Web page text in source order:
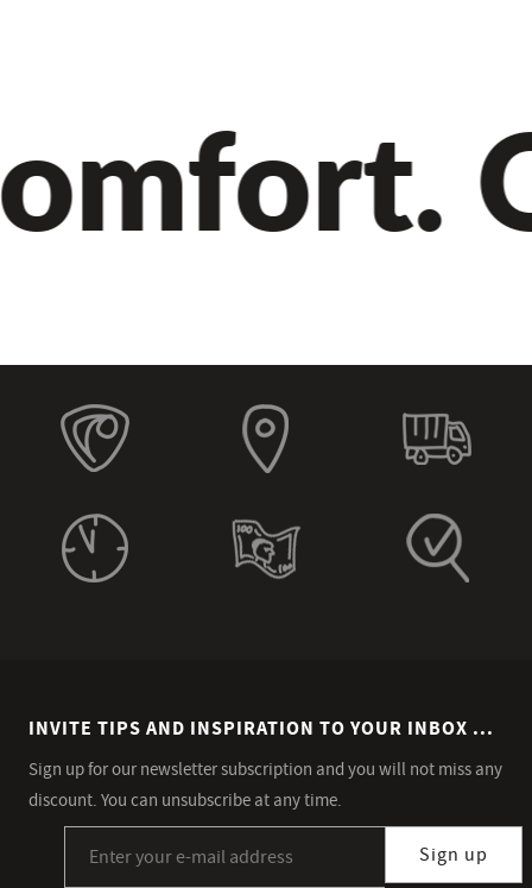
INVITE TIPS AND INSPIRATION TO YOUR INBOX ...
Sign up for our newsletter subscription and you will not miss any
discount. You can unsubscribe at any time.
Sign up